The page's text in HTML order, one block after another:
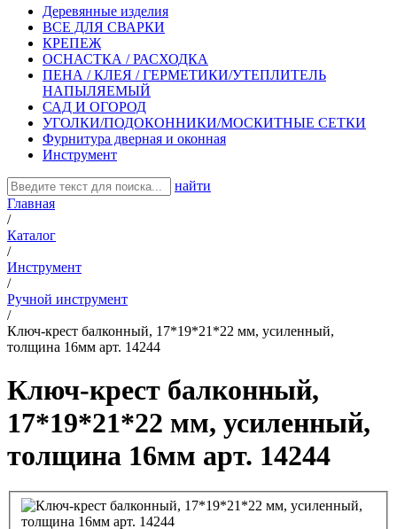
Деревянные изделия
ВСЕ ДЛЯ СВАРКИ
КРЕПЕЖ
ОСНАСТКА / РАСХОДКА
ПЕНА / КЛЕЯ / ГЕРМЕТИКИ/УТЕПЛИТЕЛЬ
НАПЫЛЯЕМЫЙ
САД И ОГОРОД
УГОЛКИ/ПОДОКОННИКИ/МОСКИТНЫЕ СЕТКИ
Фурнитура дверная и оконная
Инструмент
найти
Главная
/
Каталог
/
Инструмент
/
Ручной инструмент
/
Ключ-крест балконный, 17*19*21*22 мм, усиленный,
толщина 16мм арт. 14244
Ключ-крест балконный,
17*19*21*22 мм, усиленный,
толщина 16мм арт. 14244